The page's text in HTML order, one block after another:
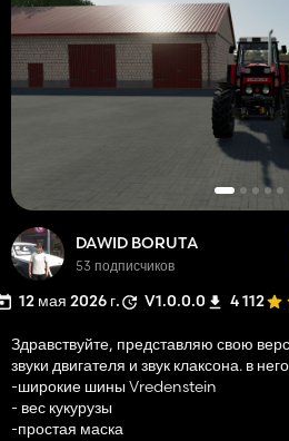
DAWID BORUTA
53 подписчиков
12 мая 2026 г. V1.0.0.0 4 112
Здравствуйте, представляю свою
звуки двигателя и звук клаксона. в
-широкие шины Vredenstein
- вес кукурузы
-простая маска